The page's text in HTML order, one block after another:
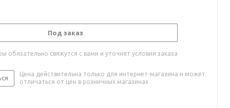
Под заказ
обязательно свяжутся с вами и уточнят условия заказа
Цена действительна только для интернет-магазина и может
отличаться от цен в розничных магазинах